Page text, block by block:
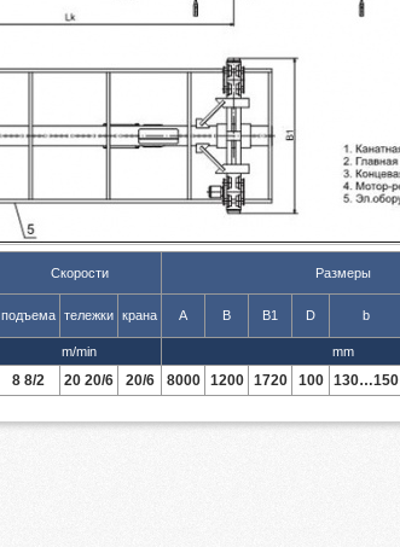
Скорости Размеры
подъема тележки крана А B B1 D b
m/min mm
8 8/2 20 20/6 20/6 8000 1200 1720 100 130…150